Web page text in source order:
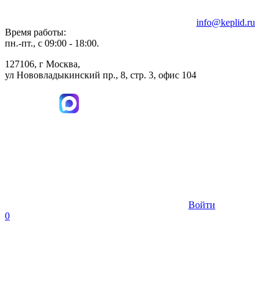
Время работы:
пн.-пт., с 09:00 - 18:00.
127106, г Москва,
ул Нововладыкинский пр., 8, стр. 3, офис 104
info@keplid.ru
Войти
0